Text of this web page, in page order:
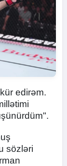
edirəm.
sözləri